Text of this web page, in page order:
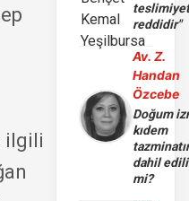
ilgili
reddidir"
Av. Z.
Handan
Özcebe
Doğum
kıdem
dahil
mi?